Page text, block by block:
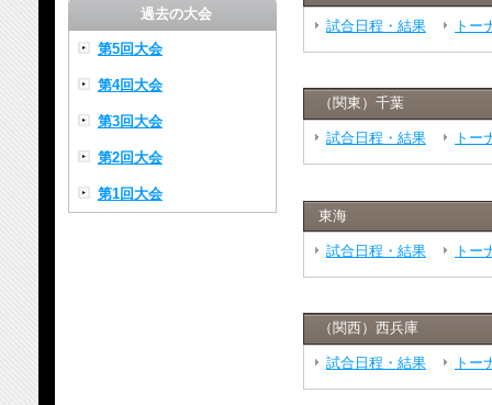
試合日程・結果 トー
（関東）千葉
試合日程・結果 トー
東海
試合日程・結果 トー
（関西）西兵庫
試合日程・結果 トー
過去の大会
第5回大会
第4回大会
第3回大会
第2回大会
第1回大会